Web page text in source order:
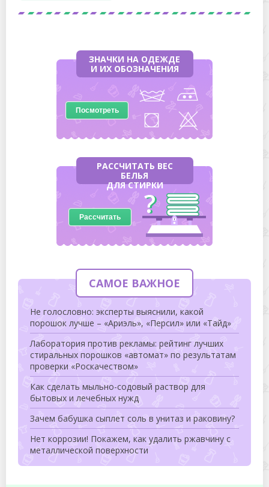
ЗНАЧКИ НА ОДЕЖДЕ
И ИХ ОБОЗНАЧЕНИЯ
Посмотреть
РАССЧИТАТЬ ВЕС
БЕЛЬЯ
ДЛЯ СТИРКИ
Рассчитать
САМОЕ ВАЖНОЕ
Не голословно: эксперты выяснили, какой
порошок лучше – «Ариэль», «Персил» или «Тайд»
Лаборатория против рекламы: рейтинг лучших
стиральных порошков «автомат» по результатам
проверки «Роскачеством»
Как сделать мыльно-содовый раствор для
бытовых и лечебных нужд
Зачем бабушка сыплет соль в унитаз и раковину?
Нет коррозии! Покажем, как удалить ржавчину с
металлической поверхности